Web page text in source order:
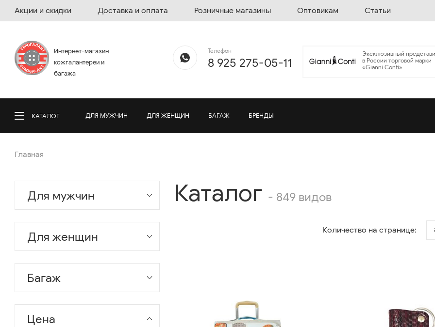
Акции и скидки Доставка и оплата Розничные магазины Оптовикам Статьи
Интернет-магазин
кожгалантереи и
багажа
Телефон
8 925 275-05-11
Эксклюзивный
в России торговой марки
«Gianni Conti»
КАТАЛОГ ДЛЯ МУЖЧИН ДЛЯ ЖЕНЩИН БАГАЖ БРЕНДЫ
Главная
Для мужчин
Для женщин
Багаж
Цена
Каталог - 849 видов
Количество на странице: